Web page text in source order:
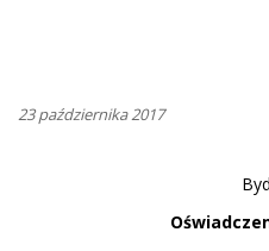
23 października 2017